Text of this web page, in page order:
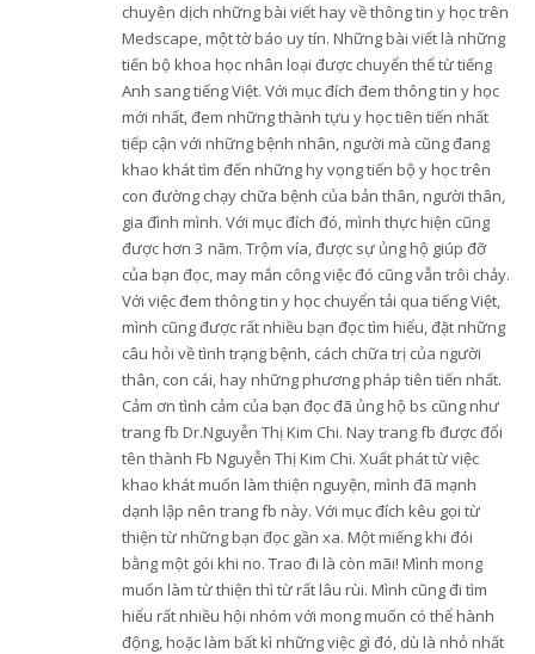
chuyên dịch những bài viết hay về thông tin y học trên
Medscape, một tờ báo uy tín. Những bài viết là những
tiến bộ khoa học nhân loại được chuyển thể từ tiếng
Anh sang tiếng Việt. Với mục đích đem thông tin y học
mới nhất, đem những thành tựu y học tiên tiến nhất
tiếp cận với những bệnh nhân, người mà cũng đang
khao khát tìm đến những hy vọng tiến bộ y học trên
con đường chạy chữa bệnh của bản thân, người thân,
gia đình mình. Với mục đích đó, mình thực hiện cũng
được hơn 3 năm. Trộm vía, được sự ủng hộ giúp đỡ
của bạn đọc, may mắn công việc đó cũng vẫn trôi chảy.
Với việc đem thông tin y học chuyển tải qua tiếng Việt,
mình cũng được rất nhiều bạn đọc tìm hiểu, đặt những
câu hỏi về tình trạng bệnh, cách chữa trị của người
thân, con cái, hay những phương pháp tiên tiến nhất.
Cảm ơn tình cảm của bạn đọc đã ủng hộ bs cũng như
trang fb Dr.Nguyễn Thị Kim Chi. Nay trang fb được đổi
tên thành Fb Nguyễn Thị Kim Chi. Xuất phát từ việc
khao khát muốn làm thiện nguyện, mình đã mạnh
dạnh lập nên trang fb này. Với mục đích kêu gọi từ
thiện từ những bạn đọc gần xa. Một miếng khi đói
bằng một gói khi no. Trao đi là còn mãi! Mình mong
muốn làm từ thiện thì từ rất lâu rùi. Mình cũng đi tìm
hiểu rất nhiều hội nhóm với mong muốn có thể hành
động, hoặc làm bất kì những việc gì đó, dù là nhỏ nhất